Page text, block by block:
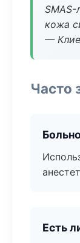
SMAS-
кожа
—
Часто
Есть